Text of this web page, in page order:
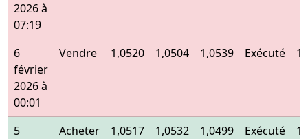
2026 à
07:19
6
février
2026 à
00:01
Vendre 1,0520 1,0504 1,0539 Exécuté
5
Acheter 1,0517 1,0532 1,0499 Exécuté